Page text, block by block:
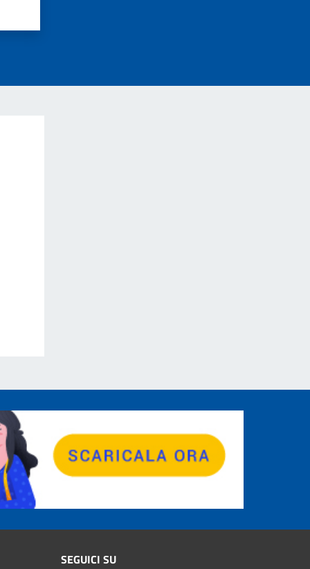
SEGUICI SU